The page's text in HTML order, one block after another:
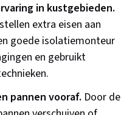
in kustgebieden.
extra eisen aan
goede isolatiemonteur
en gebruikt
pannen vooraf. Door de